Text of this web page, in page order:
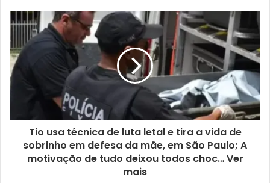
Tio usa técnica de luta letal e tira a vida de
sobrinho em defesa da mãe, em São Paulo; A
motivação de tudo deixou todos choc… Ver
mais